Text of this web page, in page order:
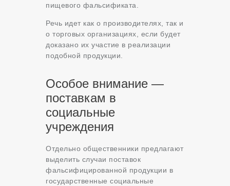
пищевого фальсификата.
Речь идет как о производителях, так и
о торговых организациях, если будет
доказано их участие в реализации
подобной продукции.
Особое внимание —
поставкам в
социальные
учреждения
Отдельно общественники предлагают
выделить случаи поставок
фальсифицированной продукции в
государственные социальные